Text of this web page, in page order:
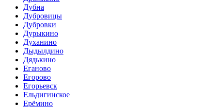
Дубна
Дубровицы
Дубровки
Дурыкино
Духанино
Дыдылдино
Дядькино
Еганово
Егорово
Егорьевск
Ельдигинское
Ерёмино